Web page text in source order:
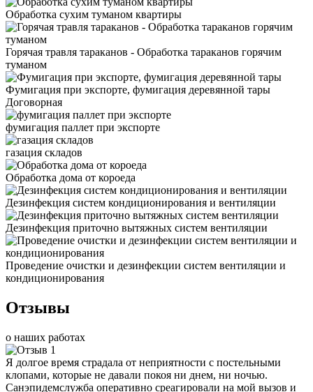
Обработка сухим туманом квартиры
Горячая травля тараканов - Обработка тараканов горячим
туманом
Фумигация при экспорте, фумигация деревянной тары
Договорная
фумигация паллет при экспорте
газация складов
Обработка дома от короеда
Дезинфекция систем кондиционирования и вентиляции
Дезинфекция приточно вытяжных систем вентиляции
Проведение очистки и дезинфекции систем вентиляции и
кондиционирования
Отзывы
о наших работах
Я долгое время страдала от неприятности с постельными
клопами, которые не давали покоя ни днем, ни ночью.
Санэпидемслужба оперативно среагировали на мой вызов и